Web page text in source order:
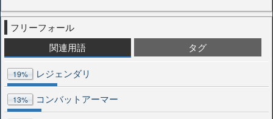
フリーフォール
関連用語
タグ
19% レジェンダリ
13% コンバットアーマー